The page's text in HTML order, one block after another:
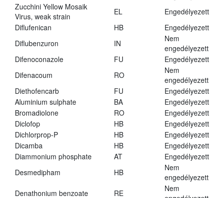
Zucchini Yellow Mosaik
Virus, weak strain
EL
Engedélyezett
Diflufenican
HB
Engedélyezett
Diflubenzuron
IN
Nem
engedélyezett
Difenoconazole
FU
Engedélyezett
Difenacoum
RO
Nem
engedélyezett
Diethofencarb
FU
Engedélyezett
Aluminium sulphate
BA
Engedélyezett
Bromadiolone
RO
Engedélyezett
Diclofop
HB
Engedélyezett
Dichlorprop-P
HB
Engedélyezett
Dicamba
HB
Engedélyezett
Diammonium phosphate
AT
Engedélyezett
Desmedipham
HB
Nem
engedélyezett
Denathonium benzoate
RE
Nem